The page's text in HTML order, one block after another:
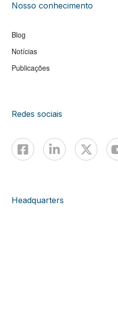
Nosso conhecimento
Blog
Notícias
Publicações
Redes sociais
Headquarters